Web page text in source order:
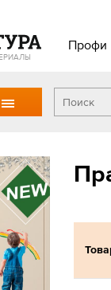
Профи